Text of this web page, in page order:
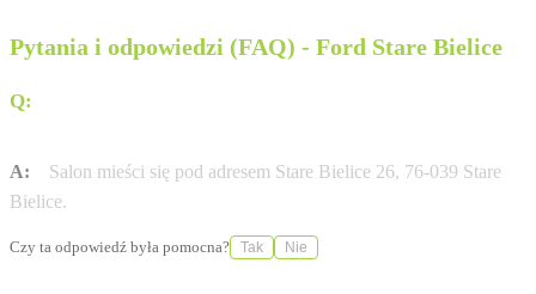
Pytania i odpowiedzi (FAQ) - Ford Stare Bielice
Q:
A:
Salon mieści się pod adresem Stare Bielice 26, 76-039 Stare
Bielice.
Czy ta odpowiedź była pomocna? Tak Nie